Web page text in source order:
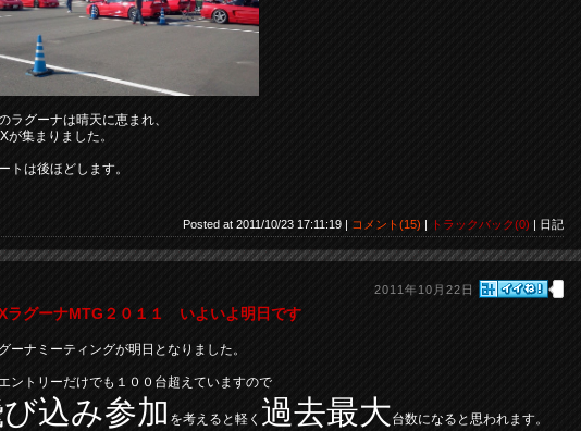
ラグーナは晴天に恵まれ、
が集まりました。
トは後ほどします。
Posted at 2011/10/23 17:11:19 | コメント(15) | トラックバック(0) | 日記
2011年10月22日
ラグーナMTG２０１１ いよいよ明日です
ーナミーティングが明日となりました。
ントリーだけでも１００台超えていますので
込み参加 を考えると軽く 過去最大台数になると思われます。